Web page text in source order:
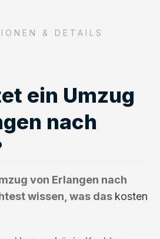
& DETAILS
ein Umzug
nach
von Erlangen nach
wissen, was das kosten